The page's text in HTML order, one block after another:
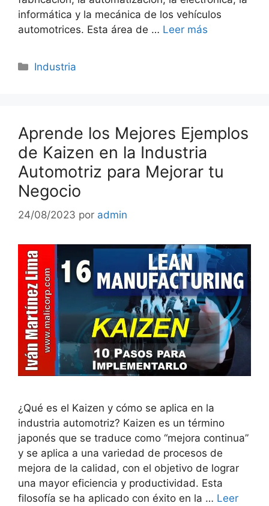
informática y la mecánica de los vehículos
automotrices. Esta área de … Leer más
Categorías
Industria
Aprende los Mejores Ejemplos
de Kaizen en la Industria
Automotriz para Mejorar tu
Negocio
24/08/2023 por admin
¿Qué es el Kaizen y cómo se aplica en la
industria automotriz? Kaizen es un término
japonés que se traduce como “mejora continua”
y se aplica a una variedad de procesos de
mejora de la calidad, con el objetivo de lograr
una mayor eficiencia y productividad. Esta
filosofía se ha aplicado con éxito en la … Leer